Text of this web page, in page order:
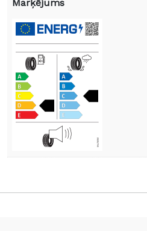
Marķējums